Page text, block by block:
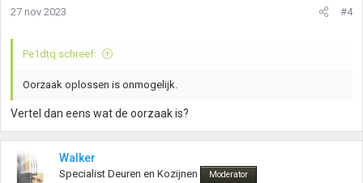
27 nov 2023 #4
Pe1dtq schreef:
Oorzaak oplossen is onmogelijk.
Vertel dan eens wat de oorzaak is?
Walker
Specialist Deuren en Kozijnen Moderator